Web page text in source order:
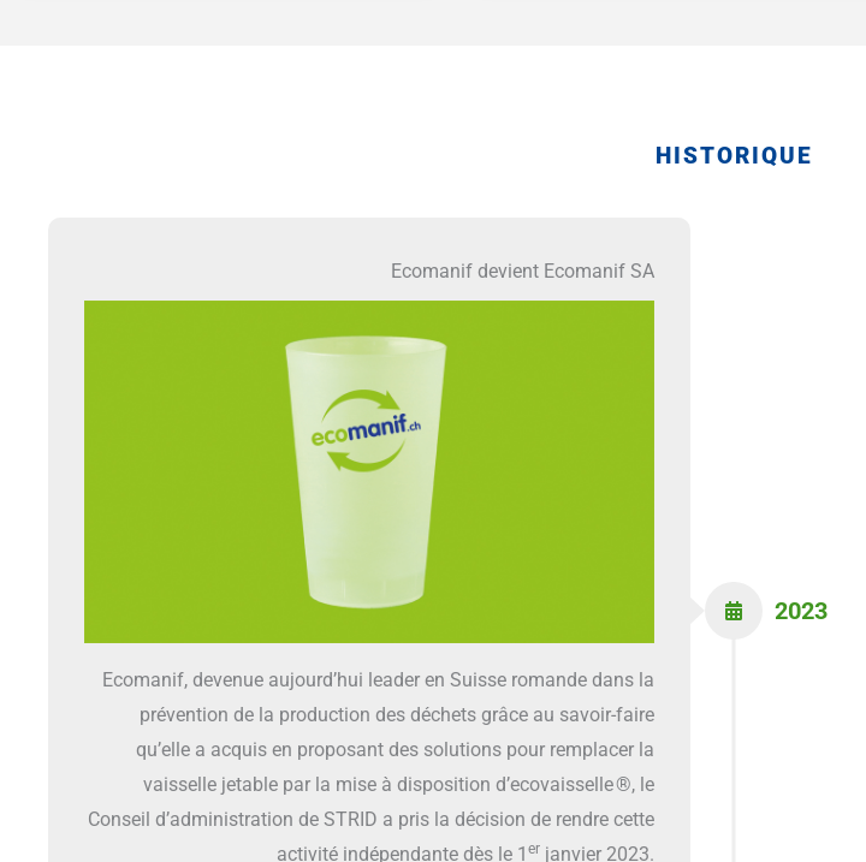
HISTORIQUE
Ecomanif devient Ecomanif SA
Ecomanif, devenue aujourd’hui leader en Suisse romande dans la
prévention de la production des déchets grâce au savoir-faire
qu’elle a acquis en proposant des solutions pour remplacer la
vaisselle jetable par la mise à disposition d’ecovaisselle ®, le
Conseil d’administration de STRID a pris la décision de rendre cette
activité indépendante dès le 1er janvier 2023.
2023